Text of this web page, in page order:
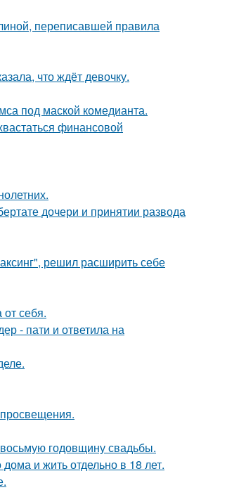
переписавшей правила
что ждёт девочку.
под маской комедианта.
финансовой
дочери и принятии развода
решил расширить себе
от себя.
- пати и ответила на
годовщину свадьбы.
и жить отдельно в 18 лет.